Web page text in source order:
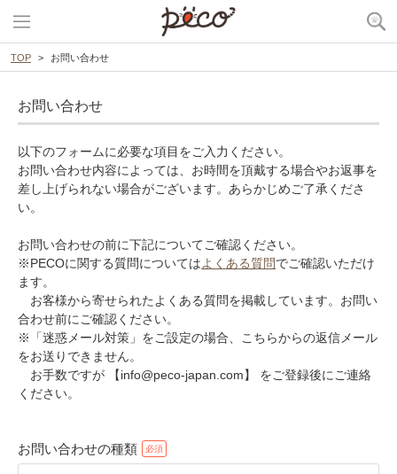
TOP お問い合わせ
お問い合わせ
以下のフォームに必要な項目をご入力ください。
お問い合わせ内容によっては、お時間を頂戴する場合やお返事を
差し上げられない場合がございます。あらかじめご了承くださ
い。
お問い合わせの前に下記についてご確認ください。
※PECOに関する質問についてはよくある質問でご確認いただけ
ます。
お客様から寄せられたよくある質問を掲載しています。お問い
合わせ前にご確認ください。
※「迷惑メール対策」をご設定の場合、こちらからの返信メール
をお送りできません。
お手数ですが 【info@peco-japan.com】 をご登録後にご連絡
ください。
お問い合わせの種類